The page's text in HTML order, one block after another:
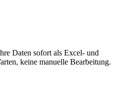
Daten sofort als Excel- und
keine manuelle Bearbeitung.